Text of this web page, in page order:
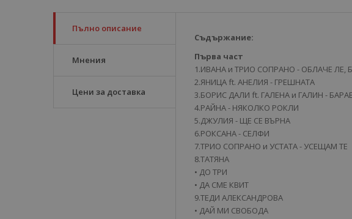
Пълно описание
Мнения
Цени за доставка
Съдържание:
Първа част
1.ИВАНА и ТРИО СОПРАНО - ОБЛАЧЕ ЛЕ,
2.ЯНИЦА ft. АНЕЛИЯ - ГРЕШНАТА
3.БОРИС ДАЛИ ft. ГАЛЕНА и ГАЛИН -
4.РАЙНА - НЯКОЛКО РОКЛИ
5.ДЖУЛИЯ - ЩЕ СЕ ВЪРНА
6.РОКСАНА - СЕЛФИ
7.ТРИО СОПРАНО и УСТАТА - УСЕЩАМ ТЕ
8.ТАТЯНА
• ДО ТРИ
• ДА СМЕ КВИТ
9.ТЕДИ АЛЕКСАНДРОВА
• ДАЙ МИ СВОБОДА